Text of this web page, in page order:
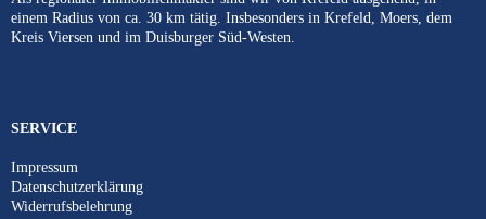
einem Radius von ca. 30 km tätig. Insbesonders in Krefeld, Moers, dem
Kreis Viersen und im Duisburger Süd-Westen.
SERVICE
Impressum
Datenschutzerklärung
Widerrufsbelehrung